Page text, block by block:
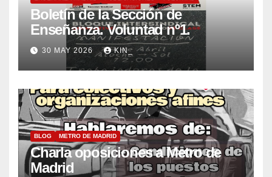
Boletín de la Sección de
Enseñanza. Voluntad nº1.
30 MAY 2026 KIN_
BLOG METRO DE MADRID
Charla oposiciones a Metro de
Madrid